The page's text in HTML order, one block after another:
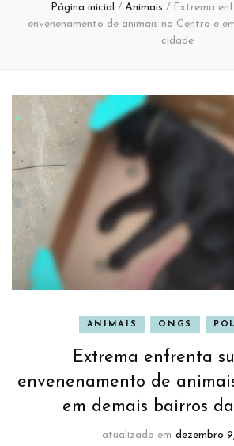
Página inicial / Animais / Extrema
envenenamento de animais no Centro e
cidade
ANIMAIS ONGS
Extrema enfrenta
envenenamento de
em demais bairros
atualizado em dezembro